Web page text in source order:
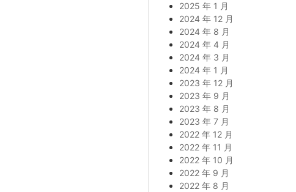
2025 年 1 月
2024 年 12 月
2024 年 8 月
2024 年 4 月
2024 年 3 月
2024 年 1 月
2023 年 12 月
2023 年 9 月
2023 年 8 月
2023 年 7 月
2022 年 12 月
2022 年 11 月
2022 年 10 月
2022 年 9 月
2022 年 8 月